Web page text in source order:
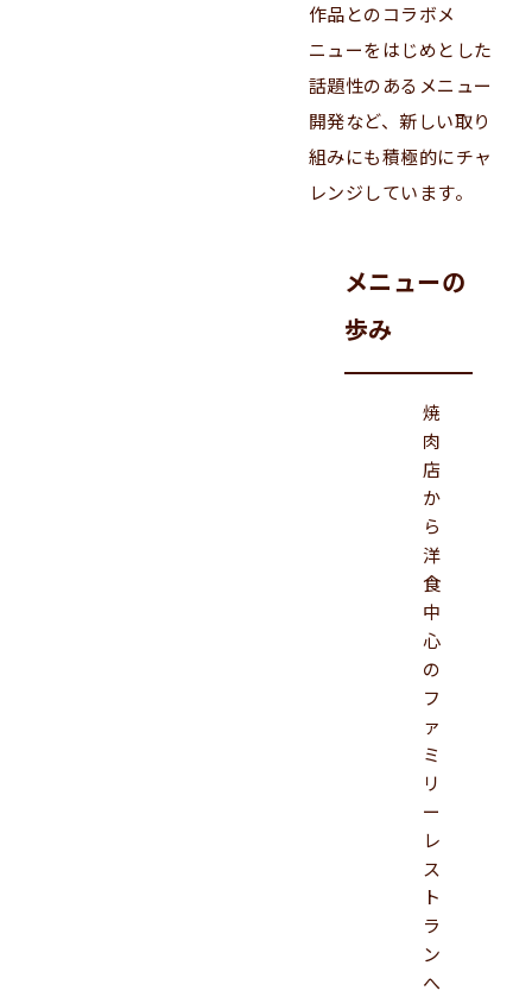
作品とのコラボメ
ニューをはじめとした
話題性のあるメニュー
開発など、新しい取り
組みにも積極的にチャ
レンジしています。
メニューの
歩み
焼
肉
店
か
ら
洋
食
中
心
の
フ
ァ
ミ
リ
ー
レ
ス
ト
ラ
ン
へ